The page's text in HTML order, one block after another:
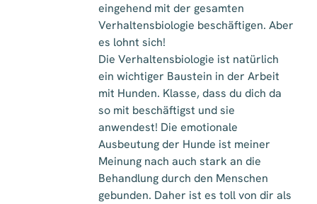
eingehend mit der gesamten
Verhaltensbiologie beschäftigen. Aber
es lohnt sich!
Die Verhaltensbiologie ist natürlich
ein wichtiger Baustein in der Arbeit
mit Hunden. Klasse, dass du dich da
so mit beschäftigst und sie
anwendest! Die emotionale
Ausbeutung der Hunde ist meiner
Meinung nach auch stark an die
Behandlung durch den Menschen
gebunden. Daher ist es toll von dir als